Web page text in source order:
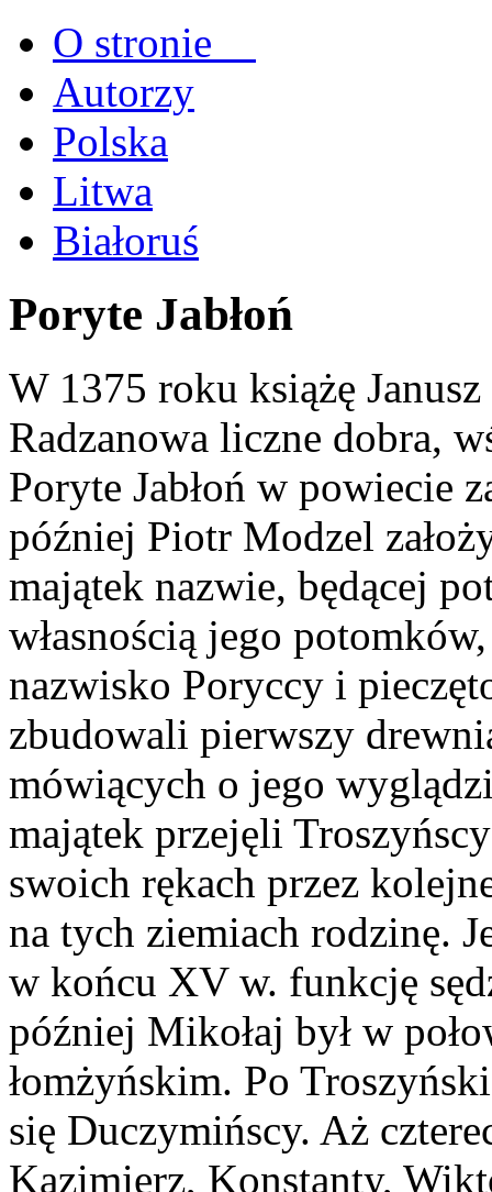
O stronie
Autorzy
Polska
Litwa
Białoruś
Poryte Jabłoń
W 1375 roku książę
Radzanowa liczne dobra,
Poryte Jabłoń w powiecie
później Piotr Modzel
majątek nazwie, będącej
własnością jego
nazwisko Poryccy i
zbudowali pierwszy
mówiących o jego
majątek przejęli
swoich rękach przez
na tych ziemiach rodzinę.
w końcu XV w. funkcję
później Mikołaj był w
łomżyńskim. Po
się Duczymińscy. Aż
Kazimierz, Konstanty,